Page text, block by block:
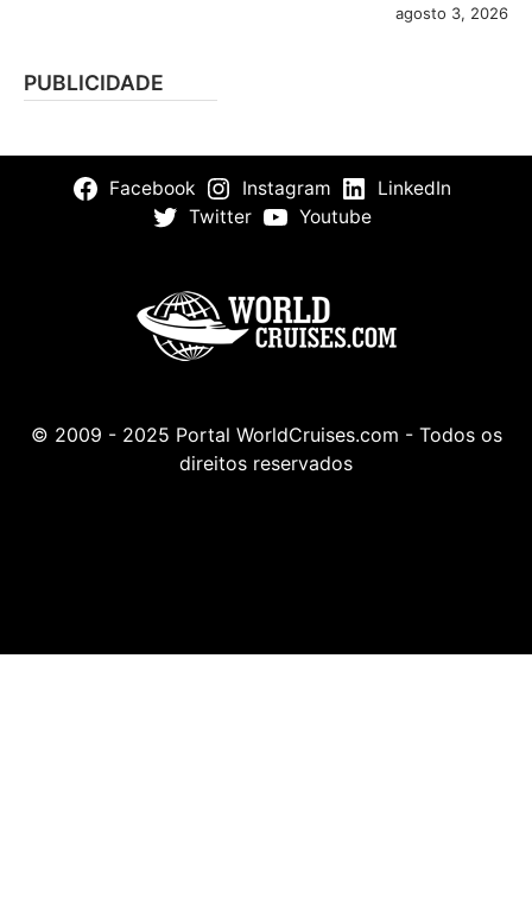
agosto 3, 2026
PUBLICIDADE
Facebook Instagram
LinkedIn
Twitter
Youtube
© 2009 - 2025 Portal WorldCruises.com - Todos os
direitos reservados